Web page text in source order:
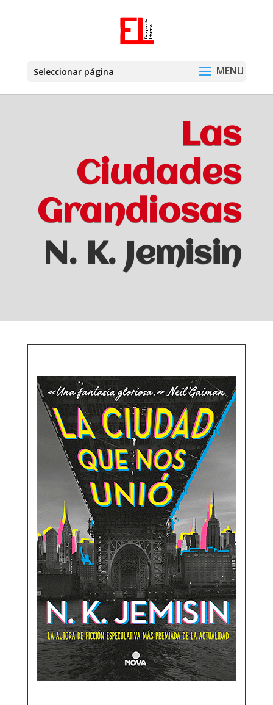
Seleccionar página
Las
Ciudades
Grandiosas
N. K. Jemisin